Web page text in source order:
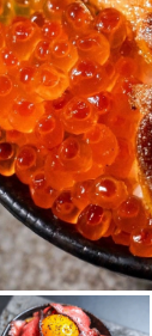
มิชลิน
สเต็ก
ของทอดเสี
หม้อไฟญี่ปุ่
ของย่างเสี
ร้านอาหา
ทาโกะยากิ
โอเด้ง/เม